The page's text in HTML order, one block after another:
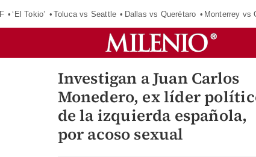
‘El Tokio’ Toluca vs Seattle Dallas vs Querétaro Monterrey vs
Investigan a Juan Carlos
Monedero, ex líder
de la izquierda española,
por acoso sexual